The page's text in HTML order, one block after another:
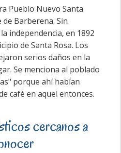
Pueblo Nuevo Santa
Barberena. Sin
independencia, en 1892
de Santa Rosa. Los
serios daños en la
Se menciona al poblado
porque ahí habían
café en aquel entonces.
cercanos a